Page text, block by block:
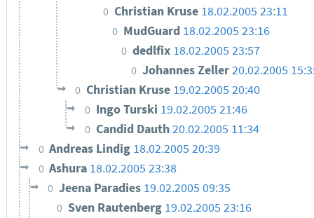
0 Christian Kruse 18.02.2005 23:11
0 MudGuard 18.02.2005 23:16
0 dedlfix 18.02.2005 23:57
0 Johannes Zeller20.02.2005
0 Christian Kruse 19.02.2005 20:40
0 Ingo Turski 19.02.2005 21:46
0 Candid Dauth20.02.2005 11:34
0 Andreas Lindig 18.02.2005 20:39
0 Ashura 18.02.2005 23:38
0 Jeena Paradies 19.02.2005 09:35
0 Sven Rautenberg 19.02.2005 23:16